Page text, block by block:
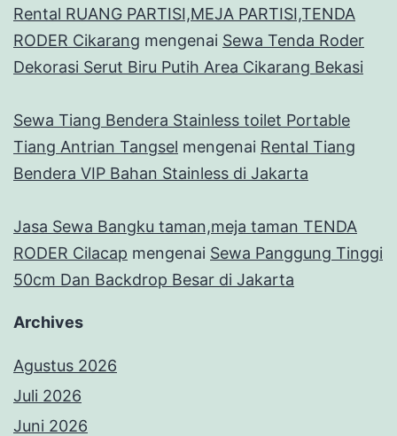
Rental RUANG PARTISI,MEJA PARTISI,TENDA
RODER Cikarang mengenai Sewa Tenda Roder
Dekorasi Serut Biru Putih Area Cikarang Bekasi
Sewa Tiang Bendera Stainless toilet Portable
Tiang Antrian Tangsel mengenai Rental Tiang
Bendera VIP Bahan Stainless di Jakarta
Jasa Sewa Bangku taman,meja taman TENDA
RODER Cilacap mengenai Sewa Panggung Tinggi
50cm Dan Backdrop Besar di Jakarta
Archives
Agustus 2026
Juli 2026
Juni 2026